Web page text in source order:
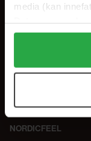
media (kan
Genom att trycka
alla cookies,
användningen av
samt vår
NORDICFEEL